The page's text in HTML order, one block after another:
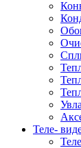
Теле-